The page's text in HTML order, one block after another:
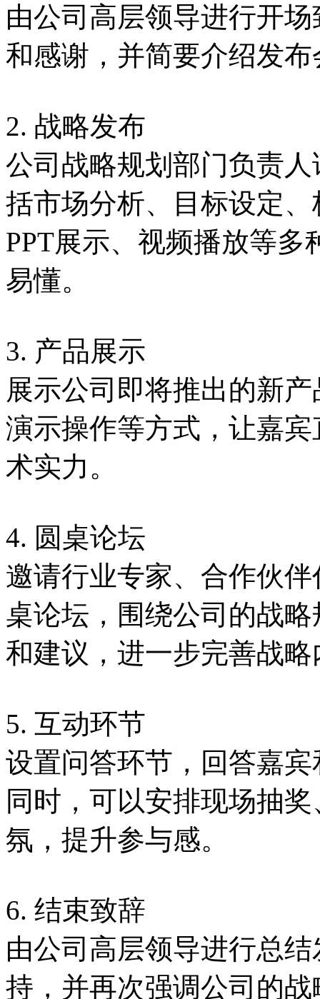
由公司高层领导进行开
和感谢，并简要介绍发
2. 战略发布
公司战略规划部门负责
括市场分析、目标设定
PPT展示、视频播放等
易懂。
3. 产品展示
展示公司即将推出的新
演示操作等方式，让嘉
术实力。
4. 圆桌论坛
邀请行业专家、合作伙
桌论坛，围绕公司的战
和建议，进一步完善战略
5. 互动环节
设置问答环节，回答嘉
同时，可以安排现场抽
氛，提升参与感。
6. 结束致辞
由公司高层领导进行总
持，并再次强调公司的